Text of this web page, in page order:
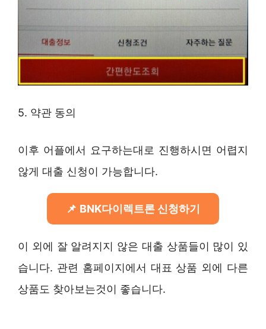
5. 약관 동의
이후 어플에서 요구하는대로 진행하시면 어렵지
않게 대출 신청이 가능합니다.
BNK다이렉트론 신청하기
이 외에 잘 알려지지 않은 대출 상품들이 많이 있
습니다. 관련 홈페이지에서 대표 상품 외에 다른
상품도 찾아보는것이 좋습니다.